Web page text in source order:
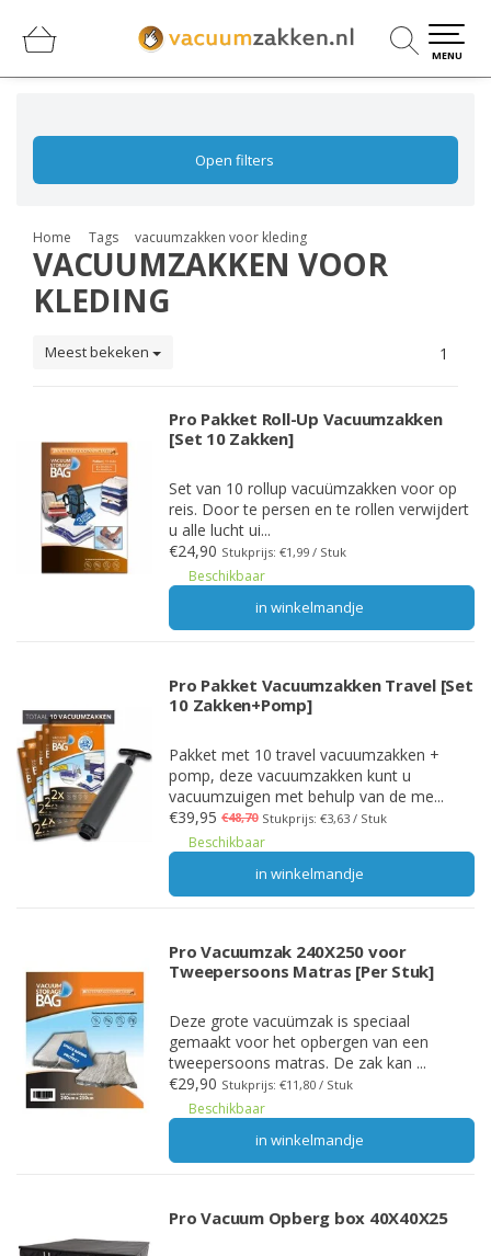
MENU
Open filters
Home Tags vacuumzakken voor kleding
VACUUMZAKKEN VOOR
KLEDING
Meest bekeken 1
Pro Pakket Roll-Up Vacuumzakken
[Set 10 Zakken]
Set van 10 rollup vacuümzakken voor op
reis. Door te persen en te rollen verwijdert
u alle lucht ui...
€24,90 Stukprijs: €1,99 / Stuk
Beschikbaar
in winkelmandje
Pro Pakket Vacuumzakken Travel [Set
10 Zakken+Pomp]
Pakket met 10 travel vacuumzakken +
pomp, deze vacuumzakken kunt u
vacuumzuigen met behulp van de me...
€39,95 €48,70 Stukprijs: €3,63 / Stuk
Beschikbaar
in winkelmandje
Pro Vacuumzak 240X250 voor
Tweepersoons Matras [Per Stuk]
Deze grote vacuümzak is speciaal
gemaakt voor het opbergen van een
tweepersoons matras. De zak kan ...
€29,90 Stukprijs: €11,80 / Stuk
Beschikbaar
in winkelmandje
Pro Vacuum Opberg box 40X40X25